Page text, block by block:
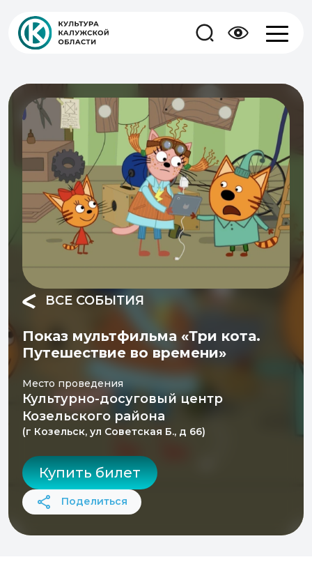
ВСЕ СОБЫТИЯ
Показ мультфильма «Три кота.
Путешествие во времени»
Место проведения
Культурно-досуговый центр
Козельского района
(г Козельск, ул Советская Б., д 66)
Купить билет
Поделиться